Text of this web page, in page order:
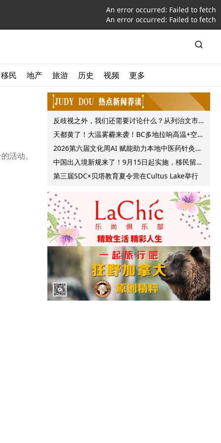
An error occurred: Failed to fetch
An error occurred: Failed to fetch
移民 地产 旅游 历史 视频 更多
活动。
反歧视之外，我们还需要讨论什么？从列治文市
议会一项动议谈起
天都黄了！大温雾霾来袭！BC多地拉响高温+空气
质量预警 最高可达35°C！
2026第六届文化周AI 赋能助力本地中医药针灸服
务提质升级
中国出入境新规来了！9月15日起实施，移民留学
中介迎来最强监管！
第三届SDC×贝塔教育夏令营在Cultus Lake举行